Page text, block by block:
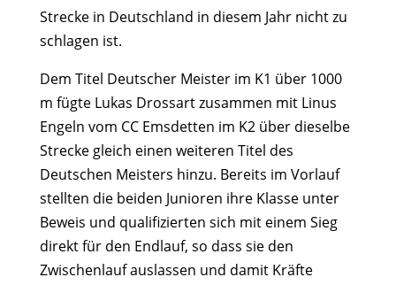
Strecke in Deutschland in diesem Jahr nicht zu
schlagen ist.
Dem Titel Deutscher Meister im K1 über 1000
m fügte Lukas Drossart zusammen mit Linus
Engeln vom CC Emsdetten im K2 über dieselbe
Strecke gleich einen weiteren Titel des
Deutschen Meisters hinzu. Bereits im Vorlauf
stellten die beiden Junioren ihre Klasse unter
Beweis und qualifizierten sich mit einem Sieg
direkt für den Endlauf, so dass sie den
Zwischenlauf auslassen und damit Kräfte